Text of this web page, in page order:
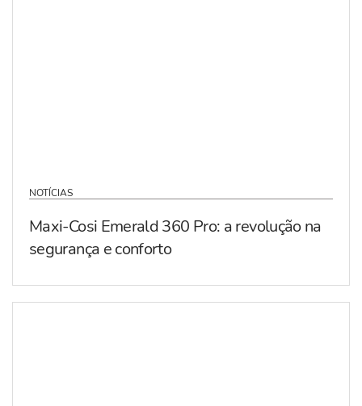
NOTÍCIAS
Maxi-Cosi Emerald 360 Pro: a revolução na
segurança e conforto